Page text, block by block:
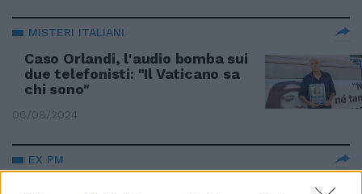
MISTERI ITALIANI
Caso Orlandi, l'audio bomba sui
due telefonisti: "Il Vaticano sa
chi sono"
06/08/2024
EX PM